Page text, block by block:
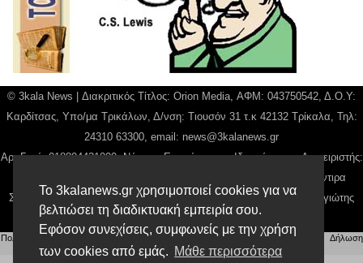
Το 3kalanews.gr χρησιμοποιεί cookies για να
βελτιώσει τη διαδικτυακή εμπειρία σου.
Εφόσον συνεχίσεις, συμφωνείς με την χρήση
των cookies από εμάς. Μάθε περισσότερα
© 3kala News | Διακριτικός Τίτλος: Orion Media, ΑΦΜ: 043750542, Δ.Ο.Υ:
Καρδίτσας, Υπο/μα Τρικάλων, Δ/νση: Τιουσόν 31 τ.κ 42132 Τρίκαλα, Τηλ:
24310 63300, email: news@3kalanews.gr
Αρ. Γεμή: 018804431000, Νόμιμος Εκπρόσωπος, Ιδιοκτήτης και Διαχειριστής:
Παναγιώτης Φιλίππου, Διευθύντρια: Γιαννουσά Βασιλική, Διευθύντιρα
Σύνταξης: Μπαλαμπάνη Βασιλική. Δικαιούχος domain name Παναγιώτης
Φιλίππου
Πολιτική απορρήτου Αίτηση Διαχείρισης Προσωπικών Δεδομένων |Όροι χρήσης
Δήλωση
Συμμόρφωσης